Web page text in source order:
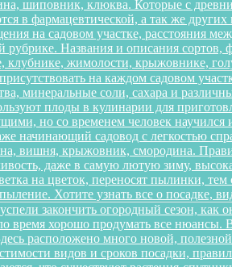
шиповник, клюква. Которые с
в фармацевтической, а так же
на садовом участке, расстояния
рубрике. Названия и описания
клубнике, жимолости, крыжовнике,
на каждом садовом
минеральные соли, сахара и
плоды в кулинарии для
но со временем человек
начинающий садовод с легкостью
вишня, крыжовник, смородина.
даже в самую лютую зиму,
на цветок, переносят пылинки,
Хотите узнать все о посадке,
закончить огородный сезон, как
время хорошо продумать все
расположено много новой,
видов и сроков посадки,